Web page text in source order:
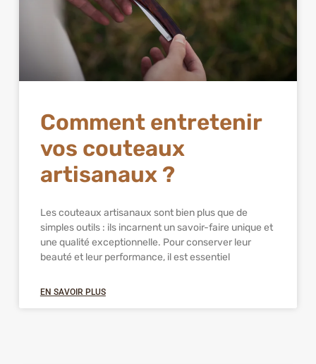
Comment entretenir
vos couteaux
artisanaux ?
Les couteaux artisanaux sont bien plus que de
simples outils : ils incarnent un savoir-faire unique et
une qualité exceptionnelle. Pour conserver leur
beauté et leur performance, il est essentiel
EN SAVOIR PLUS